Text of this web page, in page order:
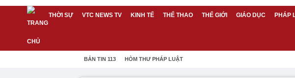
THỜI SỰ VTC NEWS TV KINH TẾ THỂ THAO THẾ GIỚI GIÁO DỤC PHÁP
BẢN TIN 113 HÒM THƯ PHÁP LUẬT